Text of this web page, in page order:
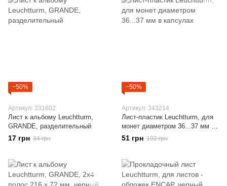
−50%
Артикул: 331602
Лист к альбому Leuchtturm,
GRANDE, разделительный
17 грн 34 грн
−50%
Артикул: 343214
Лист-пластик Leuchtturm, для
монет диаметром 36...37 мм в
капсулах
51 грн 102 грн